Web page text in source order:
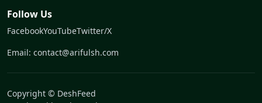
Follow Us
FacebookYouTubeTwitter/X
Email: contact@arifulsh.com
Copyright © DeshFeed